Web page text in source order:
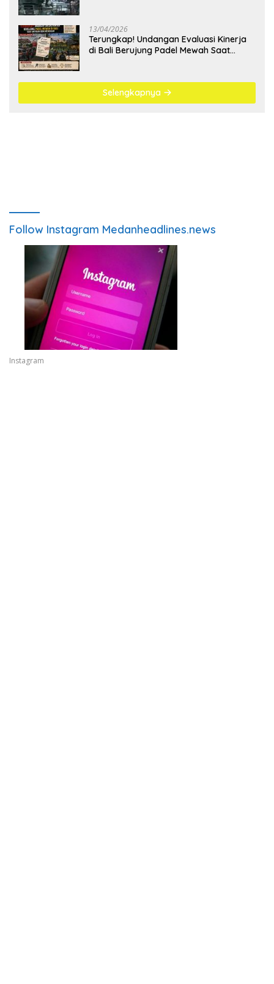
13/04/2026
Terungkap! Undangan Evaluasi Kinerja
di Bali Berujung Padel Mewah Saat
Selengkapnya
Follow Instagram Medanheadlines.news
Instagram